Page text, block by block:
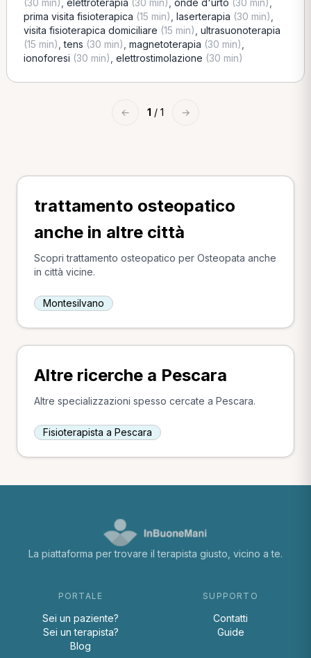
(30 min) elettroterapia (30 min) onde d'urto (30 min)
prima visita fisioterapica (15 min) laserterapia (30 min)
visita fisioterapica domiciliare (15 min) ultrasuonoterapia
(15 min) ,tens (30 min) magnetoterapia (30 min)
ionoforesi (30 min) elettrostimolazione (30 min)
← 1 / 1 →
trattamento osteopatico
anche in altre città
Scopri trattamento osteopatico per Osteopata anche
in città vicine.
Montesilvano
Altre ricerche a Pescara
Altre specializzazioni spesso cercate a Pescara.
Fisioterapista a Pescara
La piattaforma per trovare il terapista giusto, vicino a te.
PORTALE
Sei un paziente?
Sei un terapista?
Blog
SUPPORTO
Contatti
Guide